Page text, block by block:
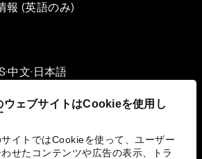
ウェブサイトはCookieを使用し
サイトではCookieを使って、ユーザー
せたコンテンツや広告の表示、トラ
報 (英語のみ)
▪中文▪ 日本語